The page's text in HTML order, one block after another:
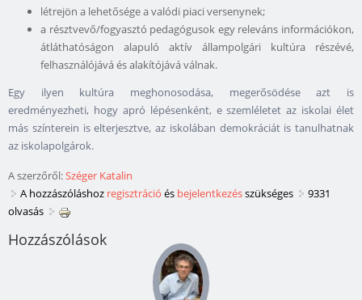
létrejön a lehetősége a valódi piaci versenynek;
a résztvevő/fogyasztó pedagógusok egy releváns információkon,
átláthatóságon alapuló aktív állampolgári kultúra részévé,
felhasználójává és alakítójává válnak.
Egy ilyen kultúra meghonosodása, megerősödése azt is
eredményezheti, hogy apró lépésenként, e szemléletet az iskolai élet
más színterein is elterjesztve, az iskolában demokráciát is tanulhatnak
az iskolapolgárok.
A szerzőről:Széger Katalin
A hozzászóláshoz regisztráció és bejelentkezésszükséges
9331
olvasás
Hozzászólások